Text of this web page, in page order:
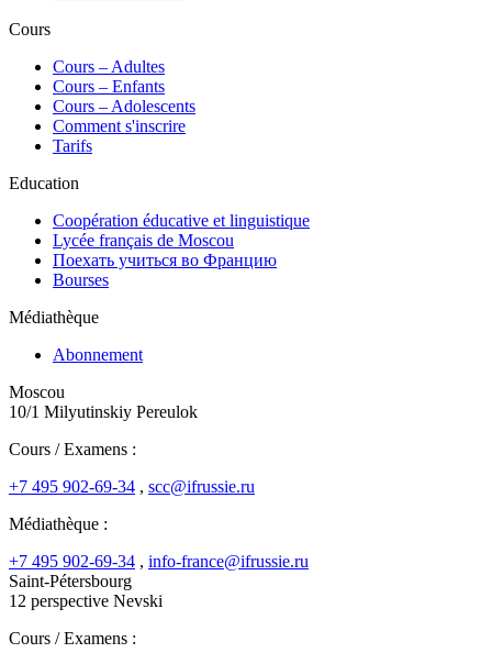
Cours
Сours – Adultes
Cours – Enfants
Cours – Adolescents
Comment s'inscrire
Tarifs
Education
Coopération éducative et linguistique
Lycée français de Moscou
Поехать учиться во Францию
Bourses
Médiathèque
Abonnement
Moscou
10/1 Milyutinskiy Pereulok
Cours / Examens :
+7 495 902-69-34 , scc@ifrussie.ru
Médiathèque :
+7 495 902-69-34 , info-france@ifrussie.ru
Saint-Pétersbourg
12 perspective Nevski
Cours / Examens :